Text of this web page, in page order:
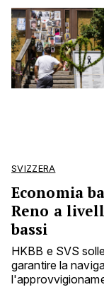
SVIZZERA
Economia
Reno a
bassi
HKBB e SVS
garantire la